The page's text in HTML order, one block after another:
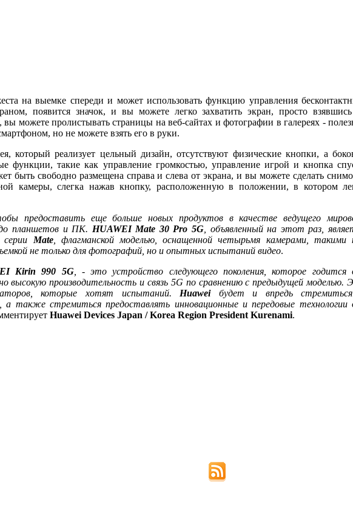
на выемке спереди и может использовать функцию управления
появится значок, и вы можете легко захватить экран, просто
можете пролистывать страницы на веб-сайтах и ​​фотографии в галереях -
но не можете взять его в руки.
который реализует цельный дизайн, отсутствуют физические кнопки, а
функции, такие как управление громкостью, управление игрой и кнопка
быть свободно размещена справа и слева от экрана, и вы можете сделать
камеры, слегка нажав кнопку, расположенную в положении, в котором
предоставить еще больше новых продуктов в качестве ведущего
до планшетов и ПК. HUAWEI Mate 30 Pro 5G, объявленный на этот раз,
серииMate, флагманской моделью, оснащенной четырьмя камерами, такими
не только для фотографий, но и опытных испытаний видео.
Kirin 990 5G, - это устройство следующего поколения, которое годится
высокую производительность и связь 5G по сравнению с предыдущей моделью.
которые хотят испытаний.Huaweiбудет и впредь
а также стремиться предоставлять инновационные и передовые технологии
Huawei Devices Japan / Korea Region President Kurenami.